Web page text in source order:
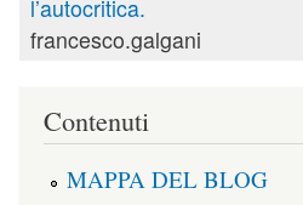
l’autocritica.
francesco.galgani
Contenuti
MAPPA DEL BLOG